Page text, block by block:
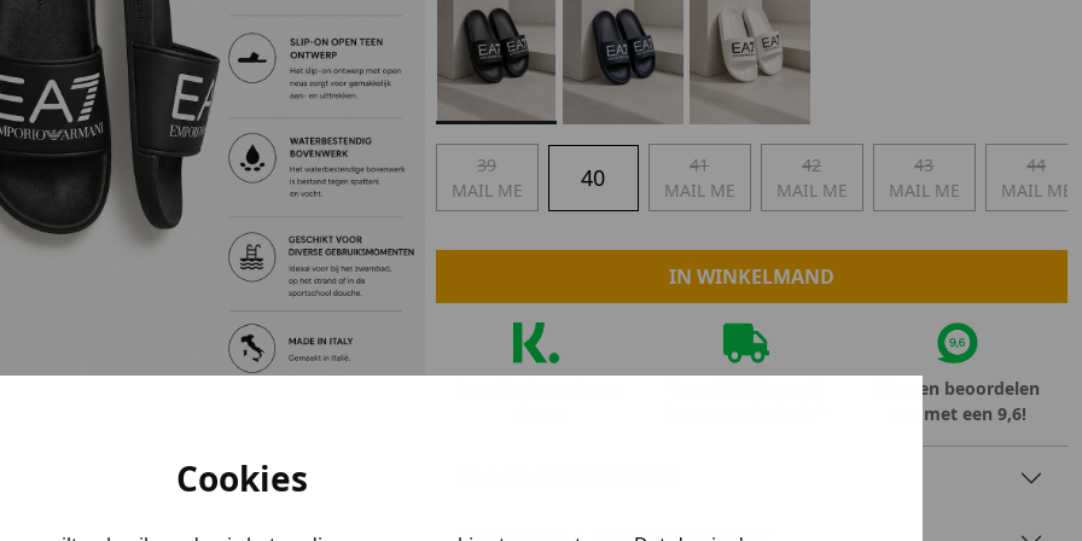
Cookies
Marokko
Nigeria
Portugal
Spanje
MID SEASON-SALE DAMES MID SEASON-SALE KIDS
39
MAIL ME
40
41
MAIL ME
42
MAIL ME
43
MAIL ME
44
MAIL ME
IN WINKELMAND
Klanten beoordelen
ons met een 9,6!